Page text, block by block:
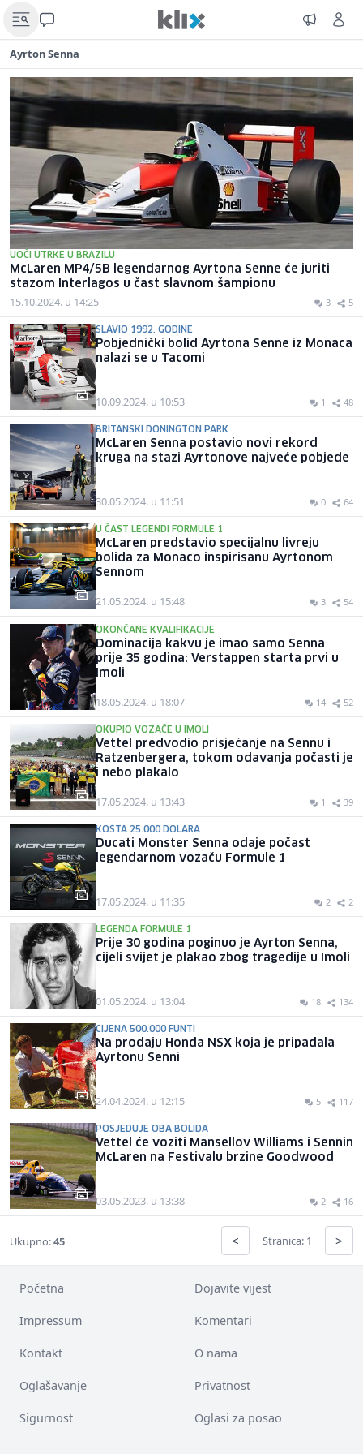
Ayrton Senna
UOČI UTRKE U BRAZILU
McLaren MP4/5B legendarnog Ayrtona Senne će juriti
stazom Interlagos u čast slavnom šampionu
15.10.2024. u 14:25 3 5
SLAVIO 1992. GODINE
Pobjednički bolid Ayrtona Senne iz Monaca
nalazi se u Tacomi
10.09.2024. u 10:53 1 48
BRITANSKI DONINGTON PARK
McLaren Senna postavio novi rekord
kruga na stazi Ayrtonove najveće pobjede
30.05.2024. u 11:51 0 64
U ČAST LEGENDI FORMULE 1
McLaren predstavio specijalnu livreju
bolida za Monaco inspirisanu Ayrtonom
Sennom
21.05.2024. u 15:48 3 54
OKONČANE KVALIFIKACIJE
Dominacija kakvu je imao samo Senna
prije 35 godina: Verstappen starta prvi u
Imoli
18.05.2024. u 18:07 14 52
OKUPIO VOZAČE U IMOLI
Vettel predvodio prisjećanje na Sennu i
Ratzenbergera, tokom odavanja počasti je
i nebo plakalo
17.05.2024. u 13:43 1 39
KOŠTA 25.000 DOLARA
Ducati Monster Senna odaje počast
legendarnom vozaču Formule 1
17.05.2024. u 11:35 2 2
LEGENDA FORMULE 1
Prije 30 godina poginuo je Ayrton Senna,
cijeli svijet je plakao zbog tragedije u Imoli
01.05.2024. u 13:04 18 134
CIJENA 500.000 FUNTI
Na prodaju Honda NSX koja je pripadala
Ayrtonu Senni
24.04.2024. u 12:15 5 117
POSJEDUJE OBA BOLIDA
Vettel će voziti Mansellov Williams i Sennin
McLaren na Festivalu brzine Goodwood
03.05.2023. u 13:38 2 16
Ukupno:45 < Stranica: 1 >
Početna Dojavite vijest
Impressum Komentari
Kontakt O nama
Oglašavanje Privatnost
Sigurnost Oglasi za posao